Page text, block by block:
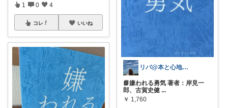
1 0 4
コレ いいね
リバ@本と心地よい毎日
📘嫌われる勇気 著者：岸見一
郎、古賀史健 ...
￥ 1,760